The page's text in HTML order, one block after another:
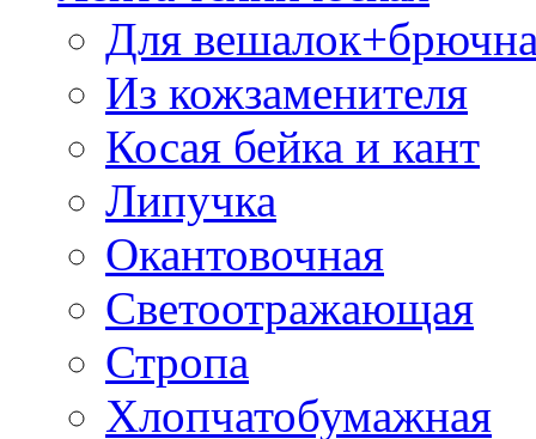
Для
Из кожзаменителя
Косая бейка и кант
Липучка
Окантовочная
Светоотражающая
Стропа
Хлопчатобумажная